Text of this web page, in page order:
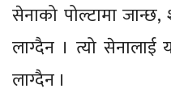
सेनाको पोल्टामा
लाग्दैन । त्यो सेनालाई
लाग्दैन ।